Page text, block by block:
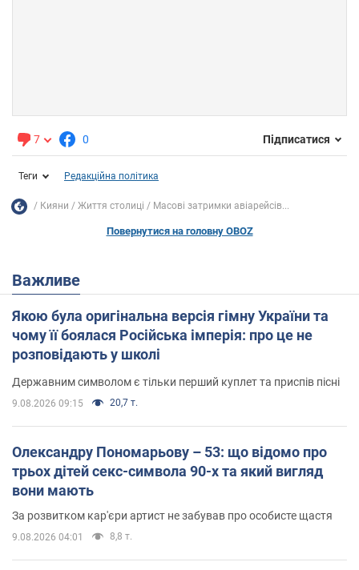
7 0 Підписатися
Теги Редакційна політика
Кияни Життя столиці Масові затримки авіарейсів...
Повернутися на головну OBOZ
Важливе
Якою була оригінальна версія гімну України та
чому її боялася Російська імперія: про це не
розповідають у школі
Державним символом є тільки перший куплет та приспів пісні
9.08.2026 09:15 20,7 т.
Олександру Пономарьову – 53: що відомо про
трьох дітей секс-символа 90-х та який вигляд
вони мають
За розвитком кар'єри артист не забував про особисте щастя
9.08.2026 04:01 8,8 т.